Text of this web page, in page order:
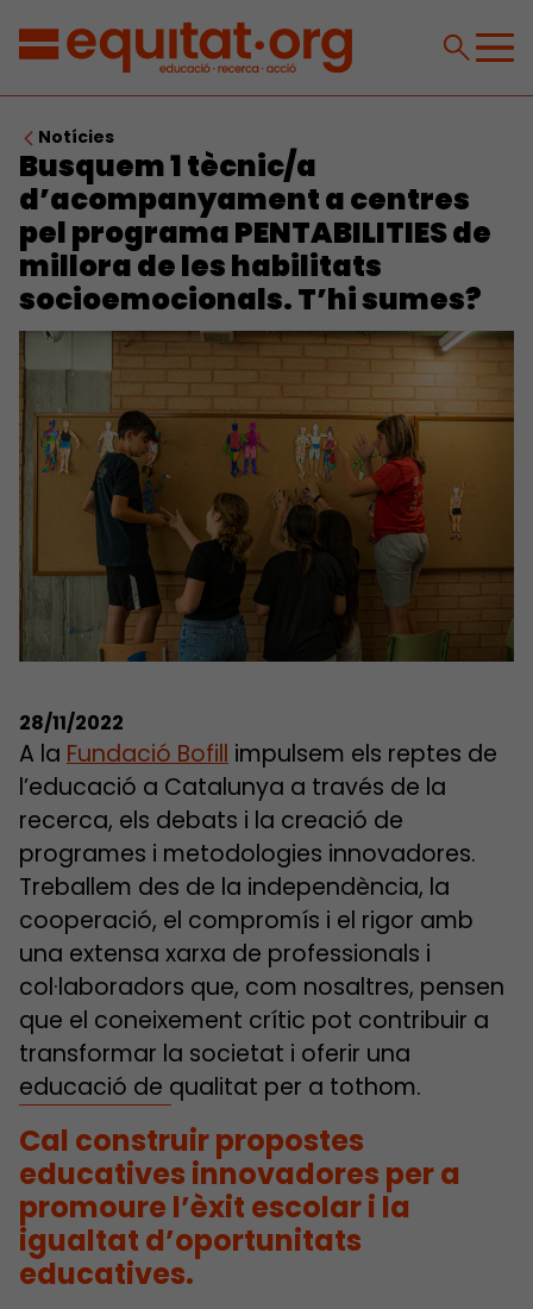
Notícies
Busquem 1 tècnic/a
d’acompanyament a centres
pel programa PENTABILITIES de
millora de les habilitats
socioemocionals. T’hi sumes?
28/11/2022
A la Fundació Bofill impulsem els reptes de
l’educació a Catalunya a través de la
recerca, els debats i la creació de
programes i metodologies innovadores.
Treballem des de la independència, la
cooperació, el compromís i el rigor amb
una extensa xarxa de professionals i
col·laboradors que, com nosaltres, pensen
que el coneixement crític pot contribuir a
transformar la societat i oferir una
educació de qualitat per a tothom.
Cal construir propostes
educatives innovadores per a
promoure l’èxit escolar i la
igualtat d’oportunitats
educatives.